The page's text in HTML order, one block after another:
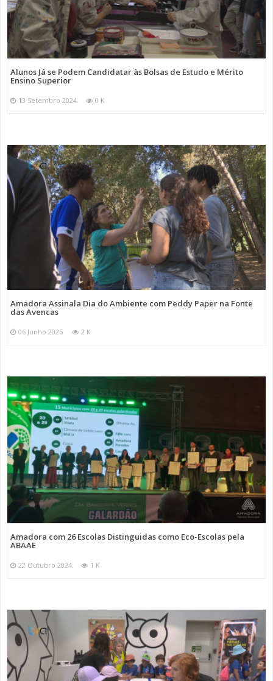
Alunos Já se Podem Candidatar às Bolsas de Estudo e Mérito
Ensino Superior
13 Setembro 2024 0 K
Amadora Assinala Dia do Ambiente com Peddy Paper na Fonte
das Avencas
06 Junho 2025 2 K
Amadora com 26 Escolas Distinguidas como Eco-Escolas pela
ABAAE
22 Outubro 2024 1 K